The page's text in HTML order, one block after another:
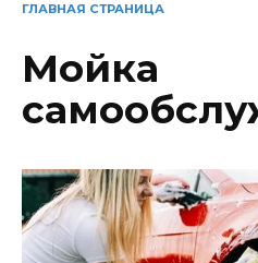
ГЛАВНАЯ СТРАНИЦА
Мойка